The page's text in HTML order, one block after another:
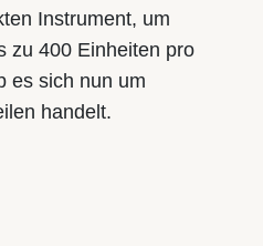
Instrument, um
zu 400 Einheiten pro
es sich nun um
handelt.